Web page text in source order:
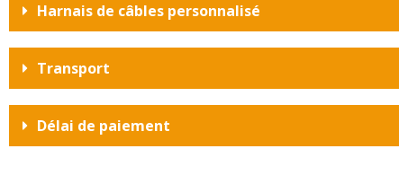
Harnais de câbles personnalisé
Transport
Délai de paiement